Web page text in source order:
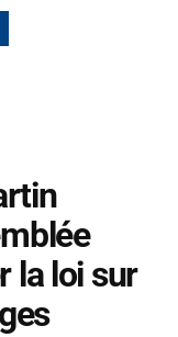
la loi sur